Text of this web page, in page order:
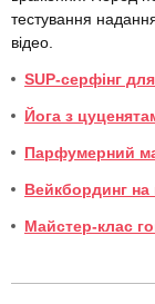
тестування
відео.
SUP-серфінг
Йога з
Парфумерний
Вейкбординг на
Майстер-клас